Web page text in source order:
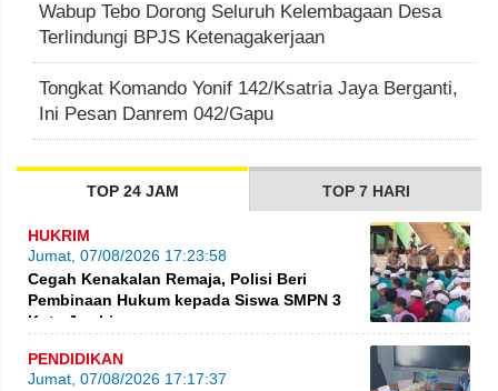
Wabup Tebo Dorong Seluruh Kelembagaan Desa
Terlindungi BPJS Ketenagakerjaan
Tongkat Komando Yonif 142/Ksatria Jaya Berganti,
Ini Pesan Danrem 042/Gapu
TOP 24 JAM TOP 7 HARI
HUKRIM
Jumat, 07/08/2026 17:23:58
Cegah Kenakalan Remaja, Polisi Beri
Pembinaan Hukum kepada Siswa SMPN 3
Kota Jambi
PENDIDIKAN
Jumat, 07/08/2026 17:17:37